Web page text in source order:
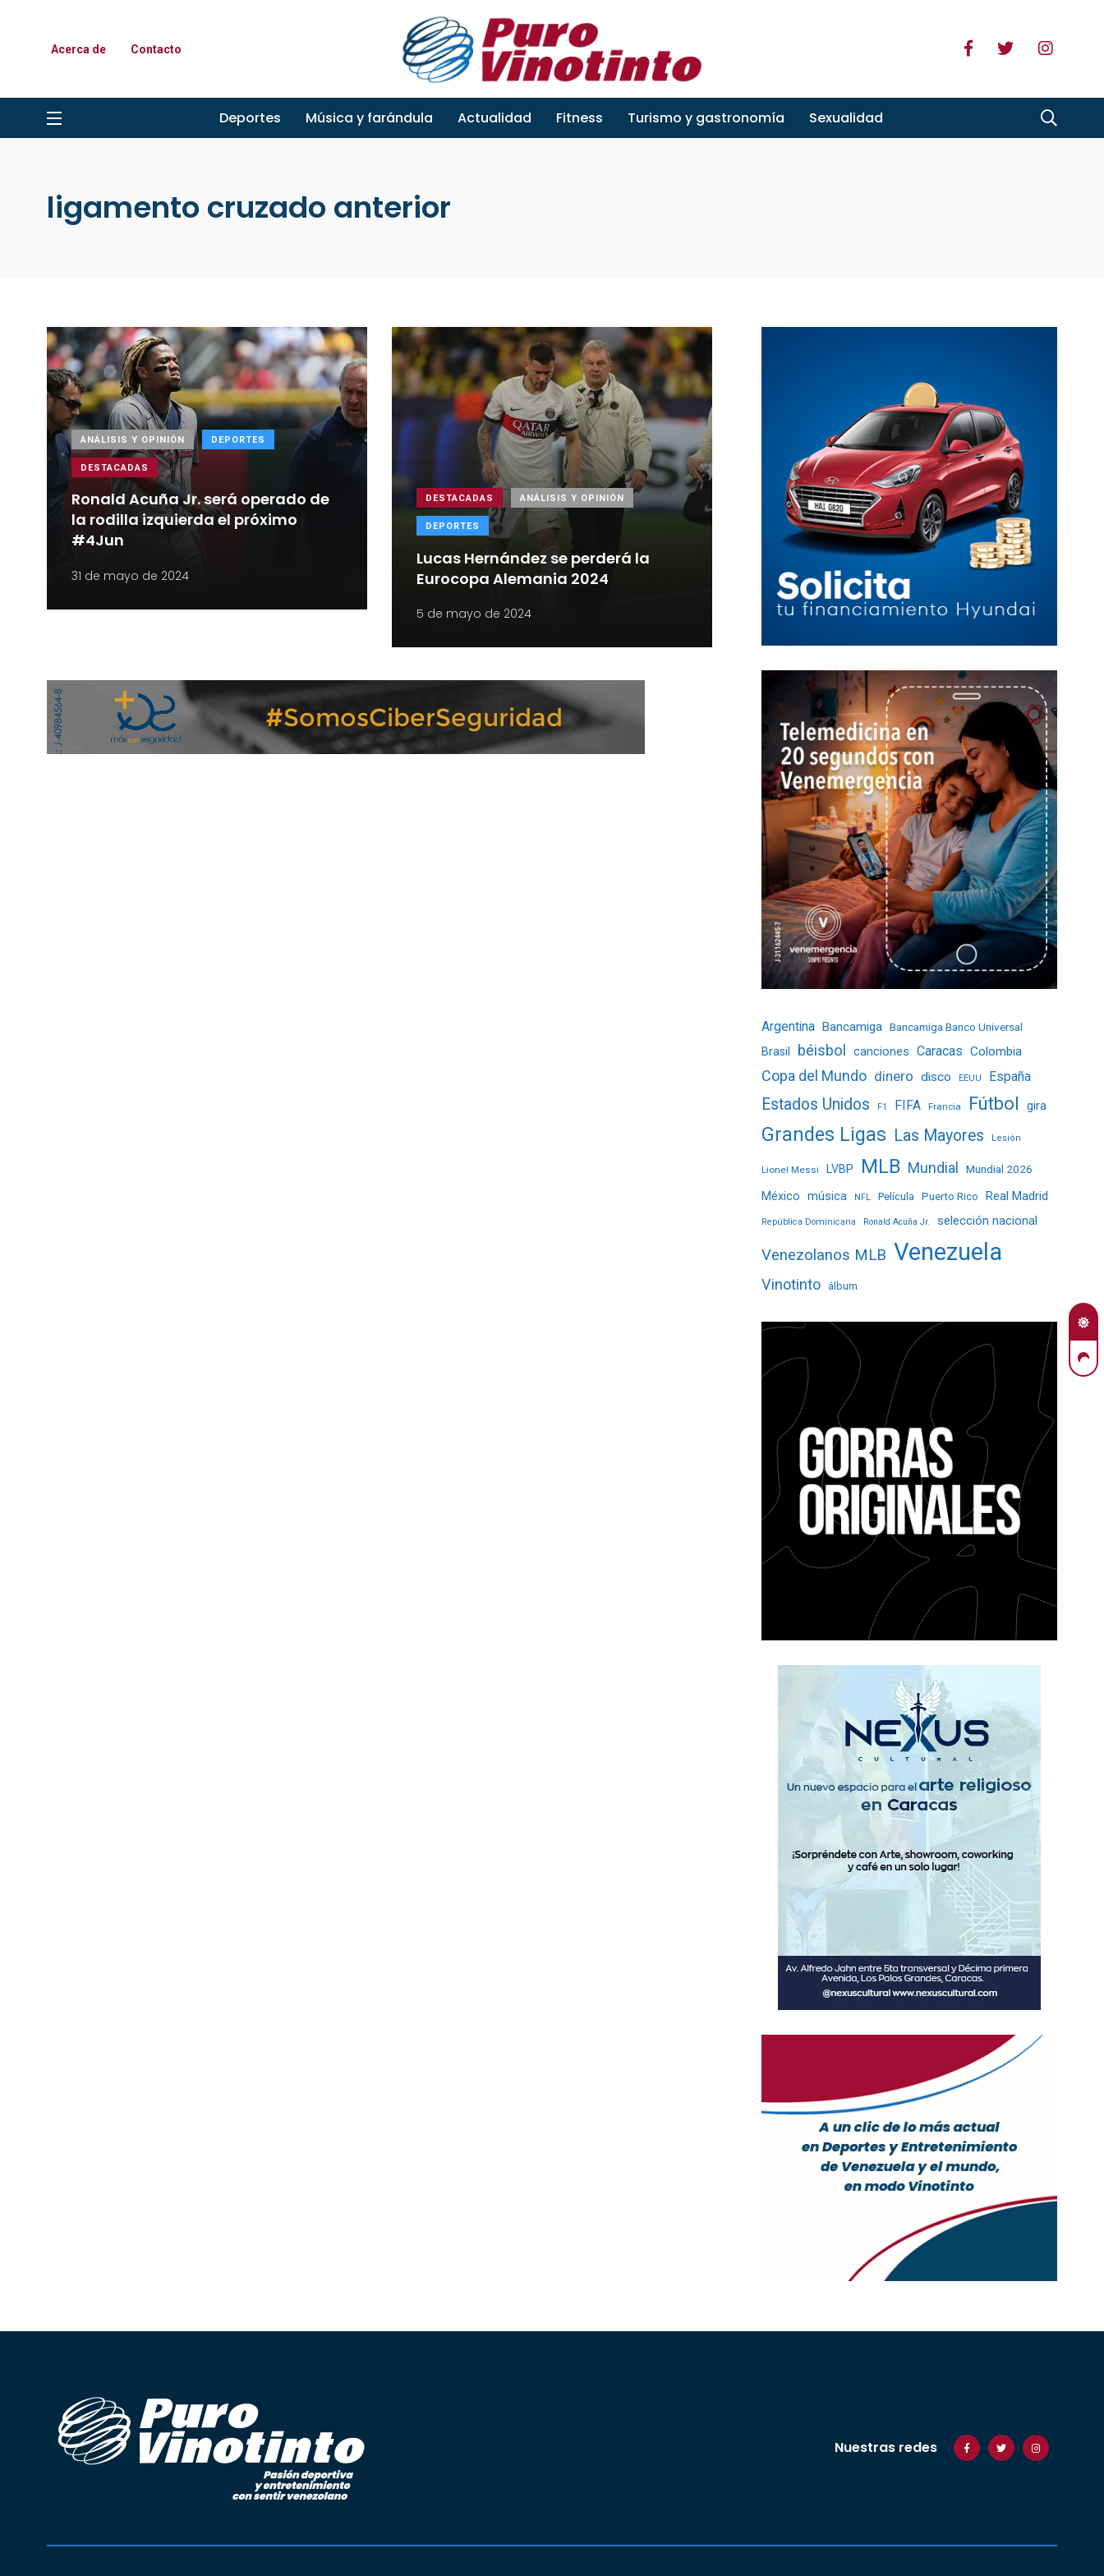
Acerca de Contacto
Deportes Música y farándula Actualidad Fitness Turismo y gastronomía Sexualidad
ligamento cruzado anterior
ANÁLISIS Y OPINIÓN DEPORTES
DESTACADAS
Ronald Acuña Jr. será operado de
la rodilla izquierda el próximo
#4Jun
31 de mayo de 2024
DESTACADAS ANÁLISIS Y OPINIÓN
DEPORTES
Lucas Hernández se perderá la
Eurocopa Alemania 2024
5 de mayo de 2024
Argentina Bancamiga Bancamiga Banco Universal
Brasil
béisbol canciones Caracas Colombia
Copa del Mundo dinero disco EEUU España
Estados Unidos F1 FIFA Francia Fútbol gira
Grandes Ligas Las Mayores Lesión
Lionel Messi LVBP MLB Mundial Mundial 2026
México música NFL Película Puerto Rico Real Madrid
República Dominicana Ronald Acuña Jr. selección nacional
Venezolanos MLB Venezuela
Vinotinto álbum
Nuestras redes